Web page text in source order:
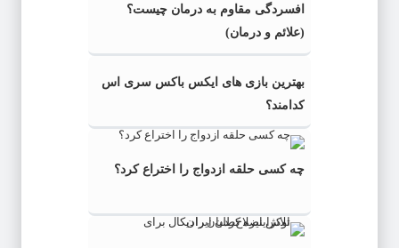
افسردگی مقاوم به درمان چیست؟
(علائم و درمان)
بهترین بازی های ایکس باکس سری اس
کدامند؟
چه کسی حلقه‌ ازدواج را اختراع کرد؟